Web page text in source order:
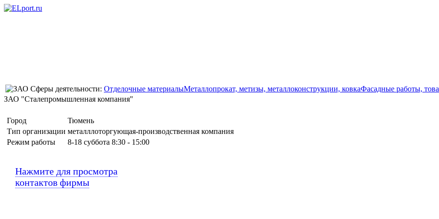
Сферы деятельности: Отделочные материалыМеталлопрокат, метизы, металлоконструкции, ковкаФасадные работы,
ЗАО "Сталепромышленная компания"
Город
Тюмень
Тип организации металллоторгующая-производственная компания
Режим работы
8-18 суббота 8:30 - 15:00
Нажмите для просмотра
контактов фирмы